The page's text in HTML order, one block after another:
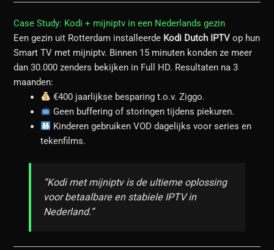
Case Study: Kodi + mijniptv in een Nederlands gezin
Een gezin uit Rotterdam installeerde Kodi Dutch IPTV op hun
Smart TV met mijniptv. Binnen 15 minuten konden ze meer
dan 30.000 zenders bekijken in Full HD. Resultaten na 3
maanden:
€400 jaarlijkse besparing t.o.v. Ziggo.
Geen buffering of storingen tijdens piekuren.
Kinderen gebruiken VOD dagelijks voor series en
tekenfilms.
“Kodi met mijniptv is de ultieme oplossing
voor betaalbare en stabiele IPTV in
Nederland.”